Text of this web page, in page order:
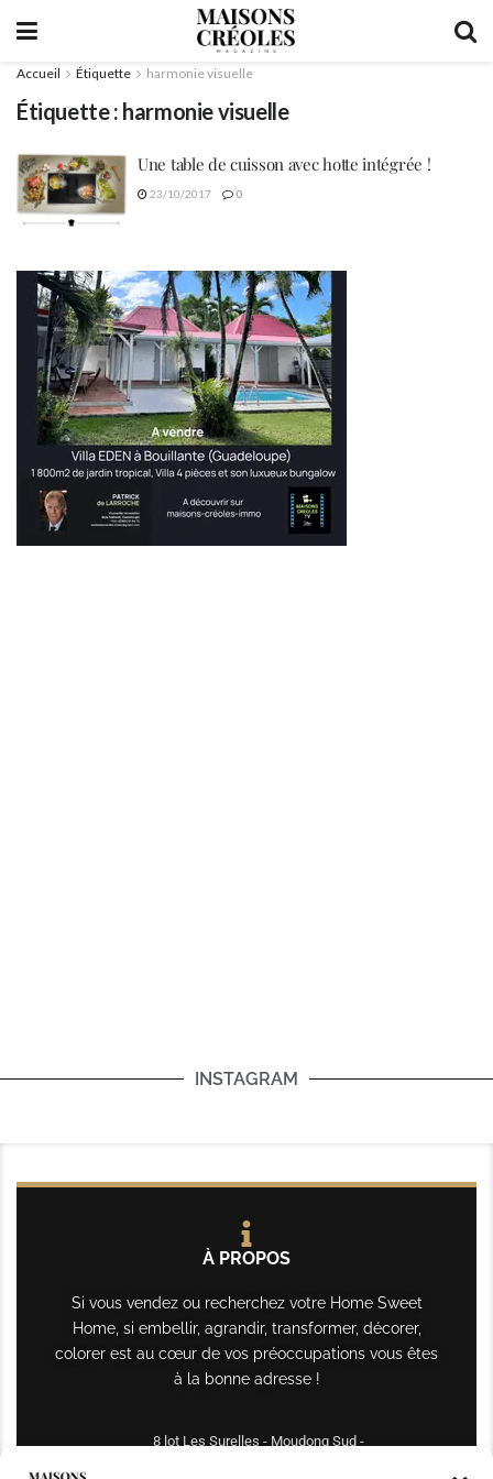
Accueil Étiquette harmonie visuelle
Étiquette : harmonie visuelle
Une table de cuisson avec hotte intégrée !
23/10/2017 0
INSTAGRAM
À PROPOS
Si vous vendez ou recherchez votre Home Sweet
Home, si embellir, agrandir, transformer, décorer,
colorer est au cœur de vos préoccupations vous êtes
à la bonne adresse !
8 lot Les Surelles - Moudong Sud -